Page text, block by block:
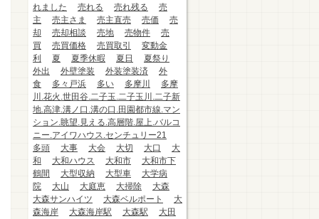
れました
売れる 売れ残る
売
主
売主さま 売主直売 売価
売
却
売却相談 売地 売物件
売
買
売買価格 売買取引
変動金
利
夏 夏季休暇 夏日
夏祭り
外出
外壁塗装 外装塗装済
外
食
多々戸浜 多い 多摩川
多摩
川.花火.世田谷.二子玉.二子玉川.二子新
地.高津.溝ノ口.溝の口.田園都市線.マン
ション.眺望.見える.高層階.屋上.バルコ
ニー.アイワハウス.センチュリー21
多頭
大事 大会 大切 大口
大
和
大和ハウス 大和市
大和市下
鶴間
大型収納 大型車
大学病
院
大山 大庭恵 大掃除
大森
大森サンハイツ
大森ベルポート
大
森海岸
大森海岸駅 大森駅
大田